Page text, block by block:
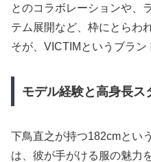
とのコラボレーションや、
テム展開など、枠にとらわ
そが、VICTIMというブラン
モデル経験と高身長ス
下鳥直之が持つ182cmとい
は、彼が手がける服の魅力